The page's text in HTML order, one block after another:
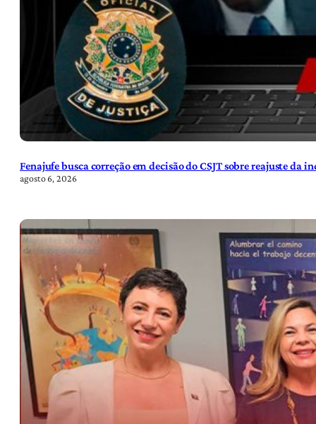
Fenajufe busca correção em decisão do CSJT sobre reajuste da
agosto 6, 2026